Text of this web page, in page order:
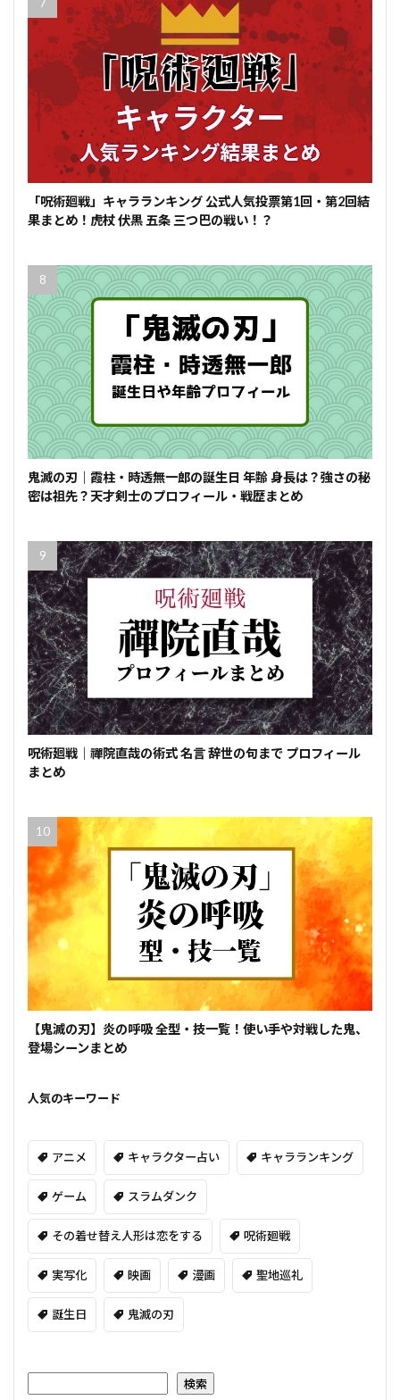
「呪術廻戦」キャラランキング 公式人気投票第1回・第2回結
果まとめ！虎杖 伏黒 五条 三つ巴の戦い！？
鬼滅の刃｜霞柱・時透無一郎の誕生日 年齢 身長は？強さの秘
密は祖先？天才剣士のプロフィール・戦歴まとめ
呪術廻戦｜禪院直哉の術式 名言 辞世の句まで プロフィール
まとめ
【鬼滅の刃】炎の呼吸 全型・技一覧！使い手や対戦した鬼、
登場シーンまとめ
人気のキーワード
アニメ キャラクター占い キャラランキング
ゲーム スラムダンク
その着せ替え人形は恋をする 呪術廻戦
実写化 映画 漫画 聖地巡礼
誕生日 鬼滅の刃
検索